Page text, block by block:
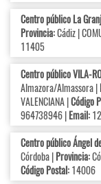
Centro público La
Provincia:Cádiz |
11405
Centro público VILA-
Almazora/Almassora |
VALENCIANA |Código
964738946 |Email:
Centro público Ángel
Córdoba |Provincia:
Código Postal:14006